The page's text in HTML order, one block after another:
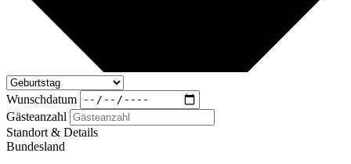
Wunschdatum
Gästeanzahl
Standort & Details
Bundesland